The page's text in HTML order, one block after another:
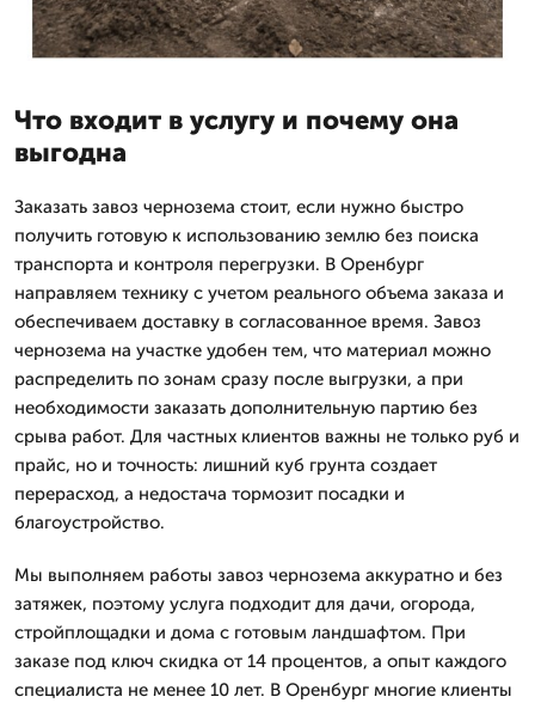
Что входит в услугу и почему она
выгодна
Заказать завоз чернозема стоит, если нужно быстро
получить готовую к использованию землю без поиска
транспорта и контроля перегрузки. В Оренбург
направляем технику с учетом реального объема заказа и
обеспечиваем доставку в согласованное время. Завоз
чернозема на участке удобен тем, что материал можно
распределить по зонам сразу после выгрузки, а при
необходимости заказать дополнительную партию без
срыва работ. Для частных клиентов важны не только руб и
прайс, но и точность: лишний куб грунта создает
перерасход, а недостача тормозит посадки и
благоустройство.
Мы выполняем работы завоз чернозема аккуратно и без
затяжек, поэтому услуга подходит для дачи, огорода,
стройплощадки и дома с готовым ландшафтом. При
заказе под ключ скидка от 14 процентов, а опыт каждого
специалиста не менее 10 лет. В Оренбург многие клиенты